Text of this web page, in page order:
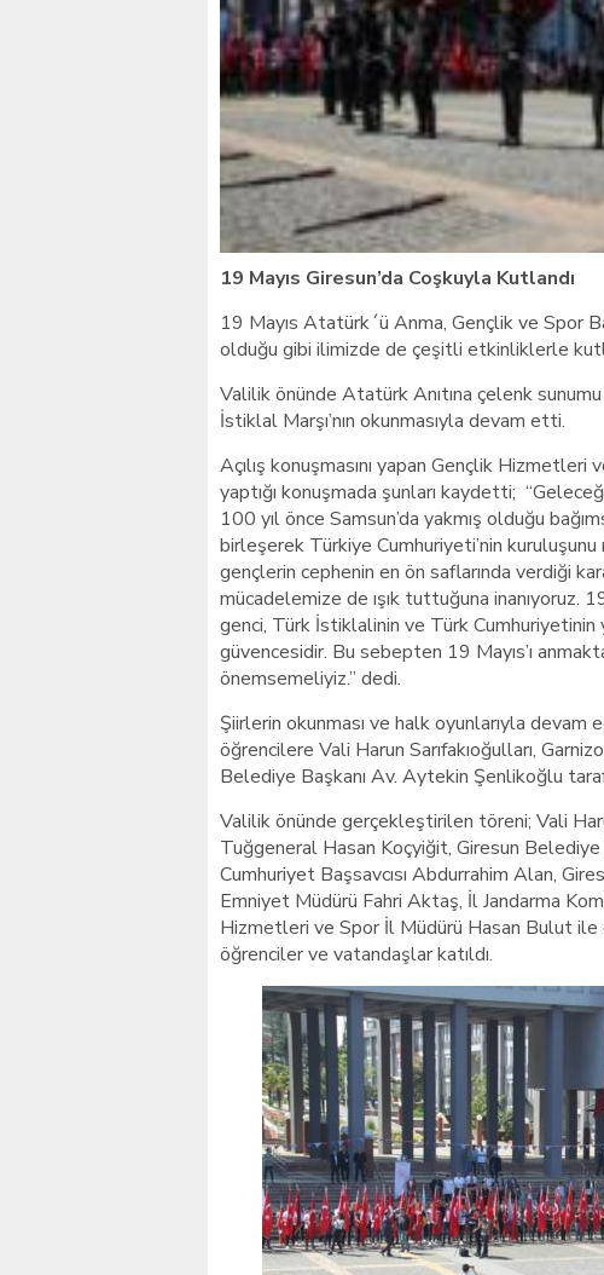
Giresunlu sürücü Orhangazi’de
19 Mayıs Giresun’da Coşkuyla Kutlandı
19 Mayıs Atatürk´ü Anma, Gençlik ve Spor
olduğu gibi ilimizde de çeşitli etkinliklerle
Valilik önünde Atatürk Anıtına çelenk
İstiklal Marşı’nın okunmasıyla devam etti.
Açılış konuşmasını yapan Gençlik
yaptığı konuşmada şunları kaydetti;
100 yıl önce Samsun’da yakmış olduğu
birleşerek Türkiye Cumhuriyeti’nin
gençlerin cephenin en ön saflarında verdiği
mücadelemize de ışık tuttuğuna inanıyoruz.
genci, Türk İstiklalinin ve Türk Cumhuriyetinin
güvencesidir. Bu sebepten 19 Mayıs’ı
önemsemeliyiz.” dedi.
Şiirlerin okunması ve halk oyunlarıyla
öğrencilere Vali Harun Sarıfakıoğulları,
Belediye Başkanı Av. Aytekin Şenlikoğlu
Valilik önünde gerçekleştirilen töreni; Vali
Tuğgeneral Hasan Koçyiğit, Giresun
Cumhuriyet Başsavcısı Abdurrahim Alan,
Emniyet Müdürü Fahri Aktaş, İl Jandarma
Hizmetleri ve Spor İl Müdürü Hasan Bulut
öğrenciler ve vatandaşlar katıldı.